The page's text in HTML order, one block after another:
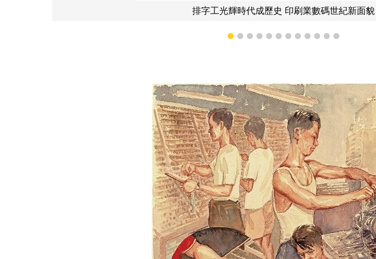
排字工人於人字形字架前，按稿件檢排鉛字。
1 2 3 4 5 6 7 8 9 101112